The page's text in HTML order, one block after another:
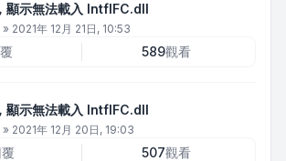
顯示無法載入 IntflFC.dll
» 2021年 12月 21日, 10:53
589觀看
顯示無法載入 IntflFC.dll
» 2021年 12月 20日, 19:03
507觀看